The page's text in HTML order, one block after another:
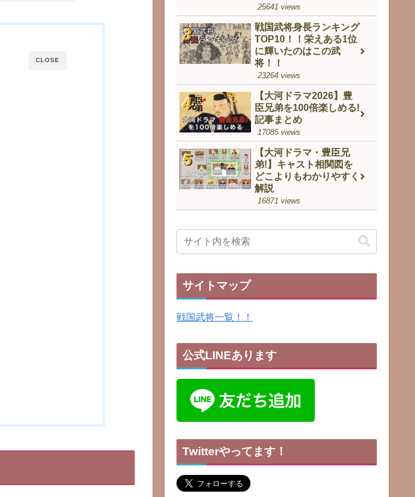
CLOSE
25641 views
戦国武将身長ランキング
TOP10！！栄えある1位
に輝いたのはこの武
将！！
23264 views
【大河ドラマ2026】豊
臣兄弟を100倍楽しめる!
記事まとめ
17085 views
【大河ドラマ・豊臣兄
弟!】キャスト相関図を
どこよりもわかりやすく
解説
16871 views
サイトマップ
戦国武将一覧！！
公式LINEあります
Twitterやってます！